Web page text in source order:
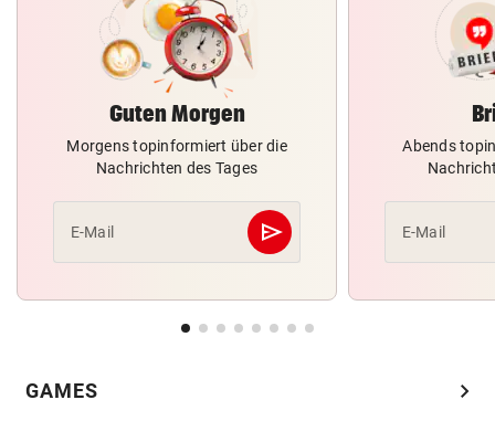
Guten Morgen
Morgens topinformiert über die
Nachrichten des Tages
E-Mail send
Abschicken
Abends
E-Mail
GAMES chevron_right